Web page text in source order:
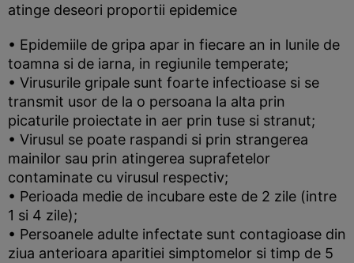
atinge deseori proportii epidemice
• Epidemiile de gripa apar in fiecare an in lunile de
toamna si de iarna, in regiunile temperate;
• Virusurile gripale sunt foarte infectioase si se
transmit usor de la o persoana la alta prin
picaturile proiectate in aer prin tuse si stranut;
• Virusul se poate raspandi si prin strangerea
mainilor sau prin atingerea suprafetelor
contaminate cu virusul respectiv;
• Perioada medie de incubare este de 2 zile (intre
1 si 4 zile);
• Persoanele adulte infectate sunt contagioase din
ziua anterioara aparitiei simptomelor si timp de 5